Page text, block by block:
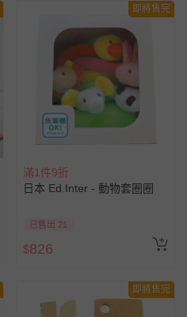
即將售完
滿1件9折
日本 Ed.Inter - 動物套圈圈
已售出 21
$826
即將售完